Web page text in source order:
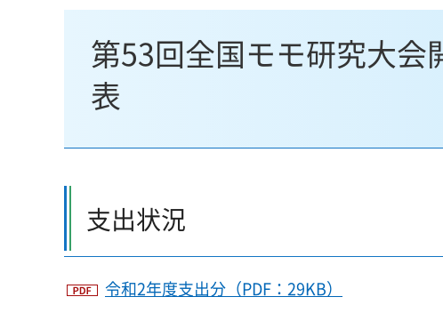
第53回全国モモ研究大
表
支出状況
令和2年度支出分（PDF：29KB）